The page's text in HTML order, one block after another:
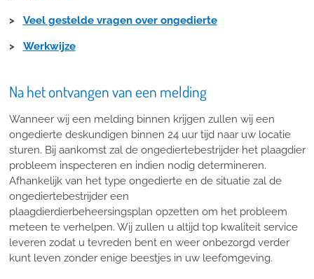
> Veel gestelde vragen over ongedierte
> Werkwijze
Na het ontvangen van een melding
Wanneer wij een melding binnen krijgen zullen wij een
ongedierte deskundigen binnen 24 uur tijd naar uw locatie
sturen. Bij aankomst zal de ongediertebestrijder het plaagdier
probleem inspecteren en indien nodig determineren.
Afhankelijk van het type ongedierte en de situatie zal de
ongediertebestrijder een
plaagdierdierbeheersingsplan opzetten om het probleem
meteen te verhelpen. Wij zullen u altijd top kwaliteit service
leveren zodat u tevreden bent en weer onbezorgd verder
kunt leven zonder enige beestjes in uw leefomgeving.